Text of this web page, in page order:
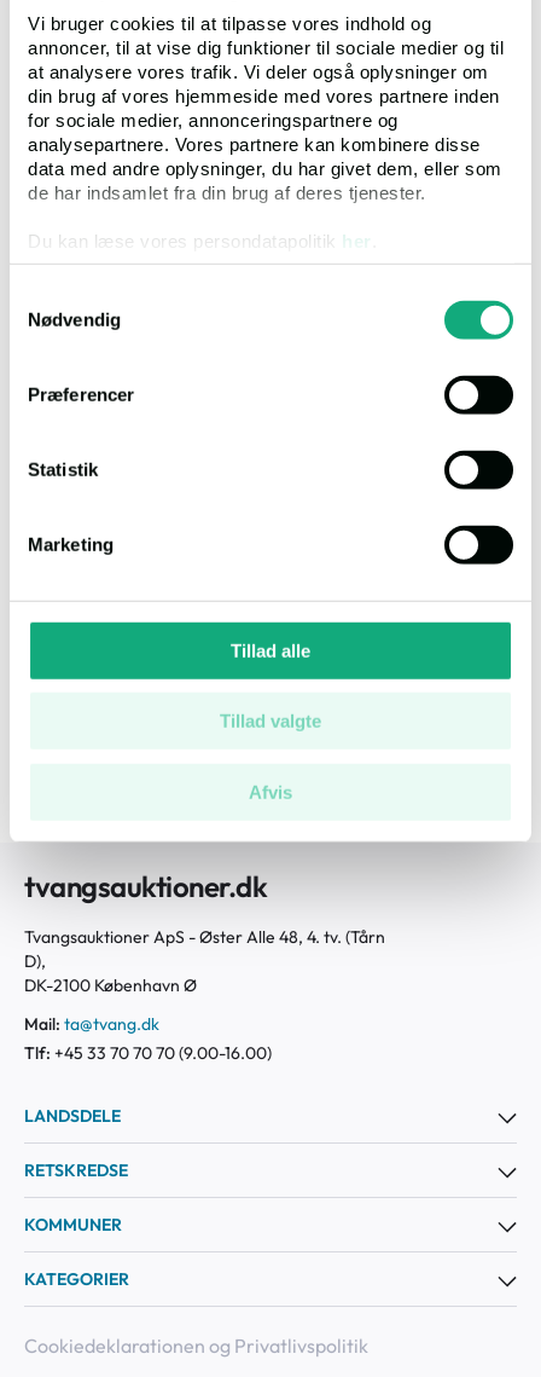
Vi bruger cookies til at tilpasse vores indhold og
annoncer, til at vise dig funktioner til sociale medier og til
at analysere vores trafik. Vi deler også oplysninger om
din brug af vores hjemmeside med vores partnere inden
for sociale medier, annonceringspartnere og
analysepartnere. Vores partnere kan kombinere disse
data med andre oplysninger, du har givet dem, eller som
de har indsamlet fra din brug af deres tjenester.
Du kan læse vores persondatapolitik her
Nødvendig
Præferencer
Statistik
Marketing
Tillad alle
Tillad valgte
Afvis
Bolig:
380 m²
Erhverv:
190 m²
Grund:
364.405 m²
Villa
Tvedåsvej 7, 3320 Skævinge
Ejendomsværdi
Bolig:
148 m²
Grund:
1.015 m²
tvangsauktioner.dk
Tvangsauktioner ApS - Øster Alle 48, 4. tv. (Tårn
D),
DK-2100 København Ø
Mail: ta@tvang.dk
Tlf: +45 33 70 70 70 (9.00-16.00)
LANDSDELE
RETSKREDSE
KOMMUNER
KATEGORIER
Cookiedeklarationen og Privatlivspolitik